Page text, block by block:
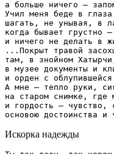
а больше ничего –
Учил меня беде в глаза
шагать, не унывая, в
когда бывает грустно
и ничего не делать в
...Покрыт травой
там, в знойном
в музее документы и
и орден с
А мне – тепло руки,
на старом снимке, где
и гордость – чувство,
Искорка надежды